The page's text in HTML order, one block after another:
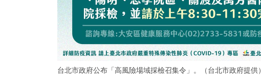
台北市政府公布「高風險場域採檢召集令」。（台北市政府提供）